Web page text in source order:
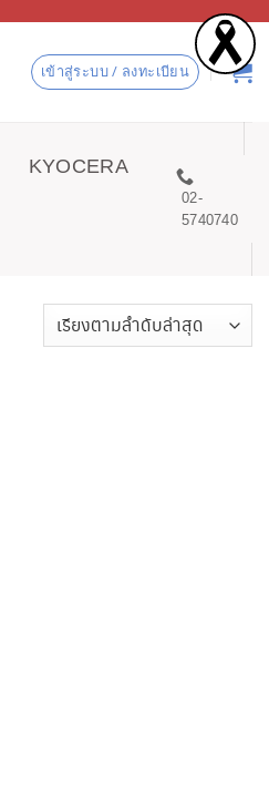
เข้าสู่ระบบ / ลงทะเบียน
KYOCERA
02-
5740740